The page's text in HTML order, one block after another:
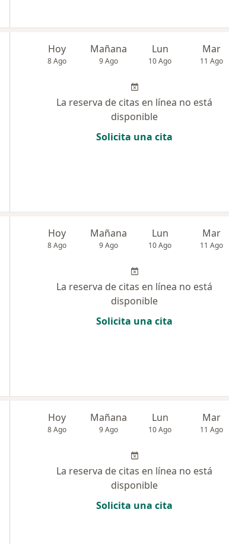
Hoy
8 Ago
Mañana
9 Ago
Lun
10 Ago
Mar
11 Ago
La reserva de citas en línea no está
disponible
Solicita una cita
Hoy
8 Ago
Mañana
9 Ago
Lun
10 Ago
Mar
11 Ago
La reserva de citas en línea no está
disponible
Solicita una cita
Hoy
8 Ago
Mañana
9 Ago
Lun
10 Ago
Mar
11 Ago
La reserva de citas en línea no está
disponible
Solicita una cita